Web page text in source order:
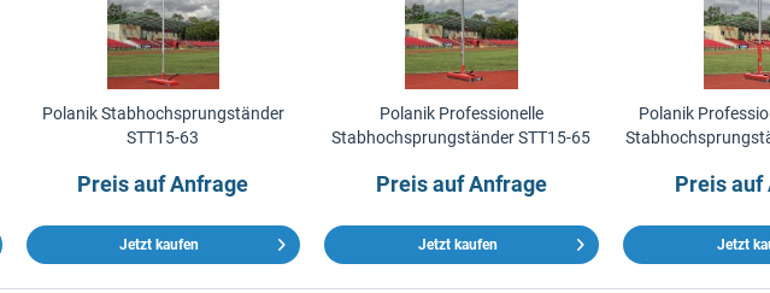
Polanik Stabhochsprungständer
STT15-63
Preis auf Anfrage
Jetzt kaufen
Polanik Professionelle
Stabhochsprungständer STT15-65
Preis auf Anfrage
Jetzt kaufen
Polanik
Preis auf
Jetzt